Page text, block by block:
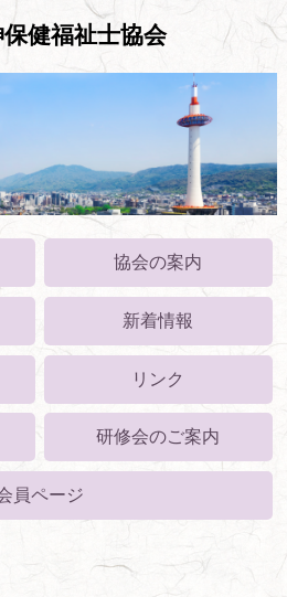
健福祉士協会
協会の案内
新着情報
リンク
研修会のご案内
員ページ